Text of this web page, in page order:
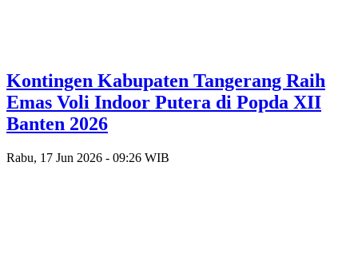
Kontingen Kabupaten Tangerang Raih
Emas Voli Indoor Putera di Popda XII
Banten 2026
Rabu, 17 Jun 2026 - 09:26 WIB